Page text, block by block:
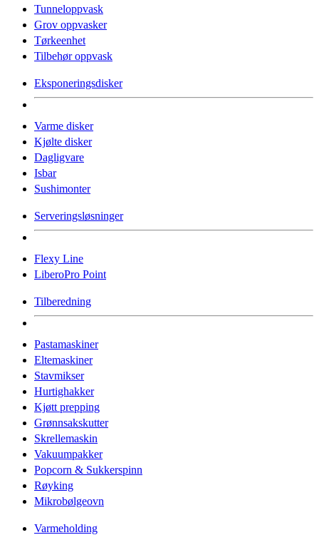
Tunneloppvask
Grov oppvasker
Tørkeenhet
Tilbehør oppvask
Eksponeringsdisker
Varme disker
Kjølte disker
Dagligvare
Isbar
Sushimonter
Serveringsløsninger
Flexy Line
LiberoPro Point
Tilberedning
Pastamaskiner
Eltemaskiner
Stavmikser
Hurtighakker
Kjøtt prepping
Grønnsakskutter
Skrellemaskin
Vakuumpakker
Popcorn & Sukkerspinn
Røyking
Mikrobølgeovn
Varmeholding